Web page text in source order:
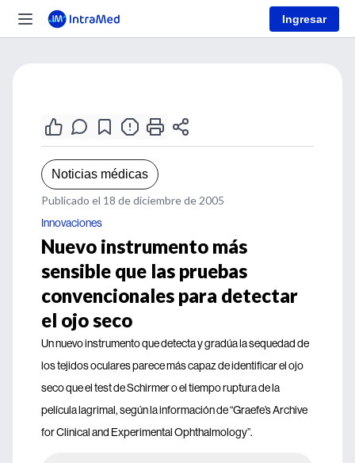
Ingresar
Noticias médicas
Publicado el 18 de diciembre de 2005
Innovaciones
Nuevo instrumento más
sensible que las pruebas
convencionales para detectar
el ojo seco
Un nuevo instrumento que detecta y gradúa la sequedad de
los tejidos oculares parece más capaz de identificar el ojo
seco que el test de Schirmer o el tiempo ruptura de la
película lagrimal, según la información de “Graefe’s Archive
for Clinical and Experimental Ophthalmology”.